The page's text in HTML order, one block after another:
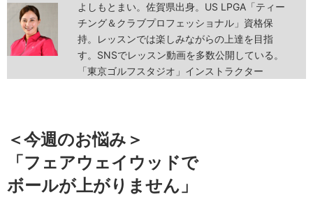
よしもとまい。佐賀県出身。US LPGA「ティー
チング＆クラブプロフェッショナル」資格保
持。レッスンでは楽しみながらの上達を目指
す。SNSでレッスン動画を多数公開している。
「東京ゴルフスタジオ」インストラクター
＜今週のお悩み＞
「フェアウェイウッドで
ボールが上がりません」